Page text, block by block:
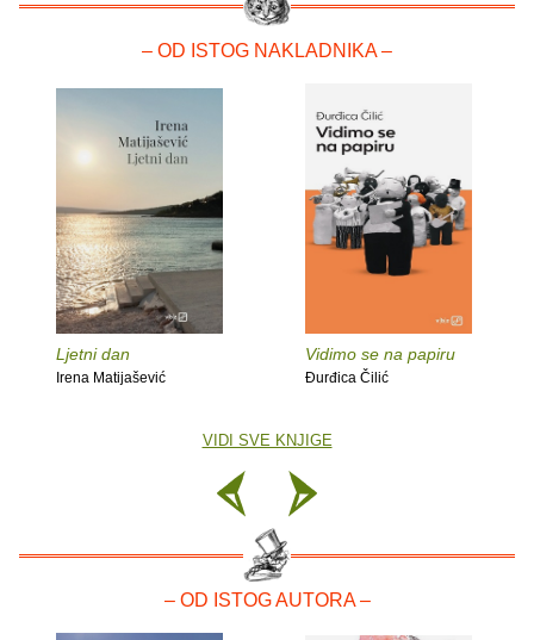
– OD ISTOG NAKLADNIKA –
Ljetni dan
Irena Matijašević
Vidimo se na papiru
Đurđica Čilić
VIDI SVE KNJIGE
– OD ISTOG AUTORA –